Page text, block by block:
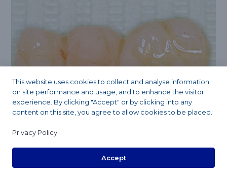
Fig. 2: Provisional restoration after application of Seal-n-
This website uses cookies to collect and analyse information
on site performance and usage, and to enhance the visitor
experience. By clicking "Accept" or by clicking into any
content on this site, you agree to allow cookies to be placed.
Privacy Policy
Accept